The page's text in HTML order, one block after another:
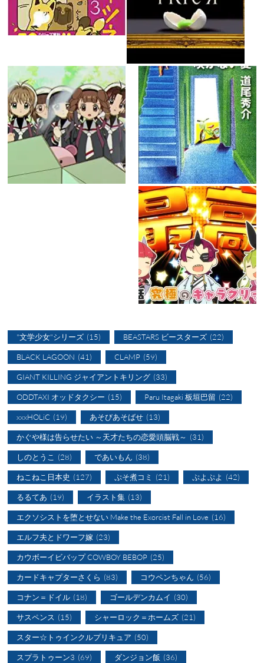
"文学少女"シリーズ (15) BEASTARS ビースターズ (22)
BLACK LAGOON (41) CLAMP (59)
GIANT KILLING ジャイアントキリング (33)
ODDTAXI オッドタクシー (15) Paru Itagaki 板垣巴留 (22)
xxxHOLiC (19) あそびあそばせ (13)
かぐや様は告らせたい ～天才たちの恋愛頭脳戦～ (31)
しのとうこ (28) であいもん (38)
ねこねこ日本史 (127) ぷそ煮コミ (21) ぷよぷよ (42)
るるてあ (19) イラスト集 (13)
エクソシストを堕とせない Make the Exorcist Fall in Love (16)
エルフ夫とドワーフ嫁 (23)
カウボーイビバップ COWBOY BEBOP (25)
カードキャプターさくら (83) コウペンちゃん (56)
コナン＝ドイル (18) ゴールデンカムイ (30)
サスペンス (15) シャーロック＝ホームズ (21)
スター☆トゥインクルプリキュア (50)
スプラトゥーン3 (69) ダンジョン飯 (36)